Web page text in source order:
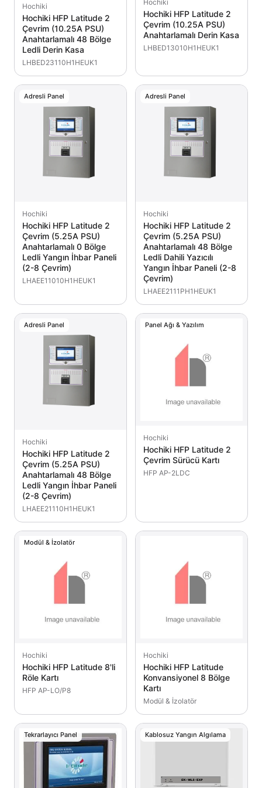
Hochiki
Hochiki HFP Latitude 2
Çevrim (10.25A PSU)
Anahtarlamalı 48 Bölge
Ledli Derin Kasa
LHBED23110H1HEUK1
Hochiki
Hochiki HFP Latitude 2
Çevrim (10.25A PSU)
Anahtarlamalı Derin Kasa
LHBED13010H1HEUK1
Adresli Panel
Hochiki
Hochiki HFP Latitude 2
Çevrim (5.25A PSU)
Anahtarlamalı 0 Bölge
Ledli Yangın İhbar Paneli
(2-8 Çevrim)
LHAEE11010H1HEUK1
Adresli Panel
Hochiki
Hochiki HFP Latitude 2
Çevrim (5.25A PSU)
Anahtarlamalı 48 Bölge
Ledli Dahili Yazıcılı
Yangın İhbar Paneli (2-8
Çevrim)
LHAEE2111PH1HEUK1
Adresli Panel
Hochiki
Hochiki HFP Latitude 2
Çevrim (5.25A PSU)
Anahtarlamalı 48 Bölge
Ledli Yangın İhbar Paneli
(2-8 Çevrim)
LHAEE21110H1HEUK1
Panel Ağı & Yazılım
Hochiki
Hochiki HFP Latitude 2
Çevrim Sürücü Kartı
HFP AP-2LDC
Modül & İzolatör
Hochiki
Hochiki HFP Latitude 8'li
Röle Kartı
HFP AP-LO/P8
Hochiki
Hochiki HFP Latitude
Konvansiyonel 8 Bölge
Kartı
Modül & İzolatör
Tekrarlayıcı Panel Kablosuz Yangın Algılama